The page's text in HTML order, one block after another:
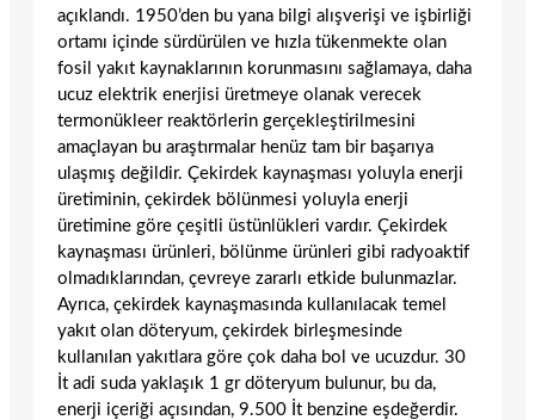
açıklan­dı. 1950’den bu yana bilgi alışverişi ve işbirliği
ortamı içinde sürdürülen ve hızla tükenmekte olan
fosil yakıt kaynaklarının korunmasını sağlamaya, daha
ucuz elektrik enerjisi üretmeye olanak verecek
termo­nükleer reaktörlerin gerçekleştirilmesini
amaçlayan bu araştırmalar henüz tam bir başarıya
ulaşmış değildir. Çekirdek kaynaş­ması yoluyla enerji
üretiminin, çekirdek bölünmesi yoluyla enerji
üretimine göre çeşitli üstünlükleri vardır. Çekirdek
kaynaş­ması ürünleri, bölünme ürünleri gibi radyo­aktif
olmadıklarından, çevreye zararlı etki­de bulunmazlar.
Ayrıca, çekirdek kaynaş­masında kullanılacak temel
yakıt olan dö­teryum, çekirdek birleşmesinde
kullanılan yakıtlara göre çok daha bol ve ucuzdur. 30
İt adi suda yaklaşık 1 gr döteryum bulunur, bu da,
enerji içeriği açısından, 9.500 İt benzine eşdeğerdir.